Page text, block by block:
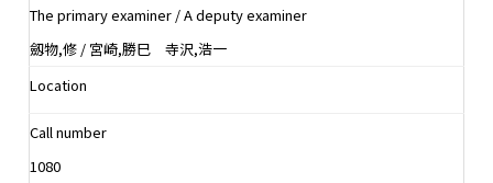
The primary examiner / A deputy examiner
劔物,修 / 宮崎,勝巳 寺沢,浩一
Location
Call number
1080